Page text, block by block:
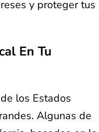
y proteger tus
En Tu
los Estados
Algunas de